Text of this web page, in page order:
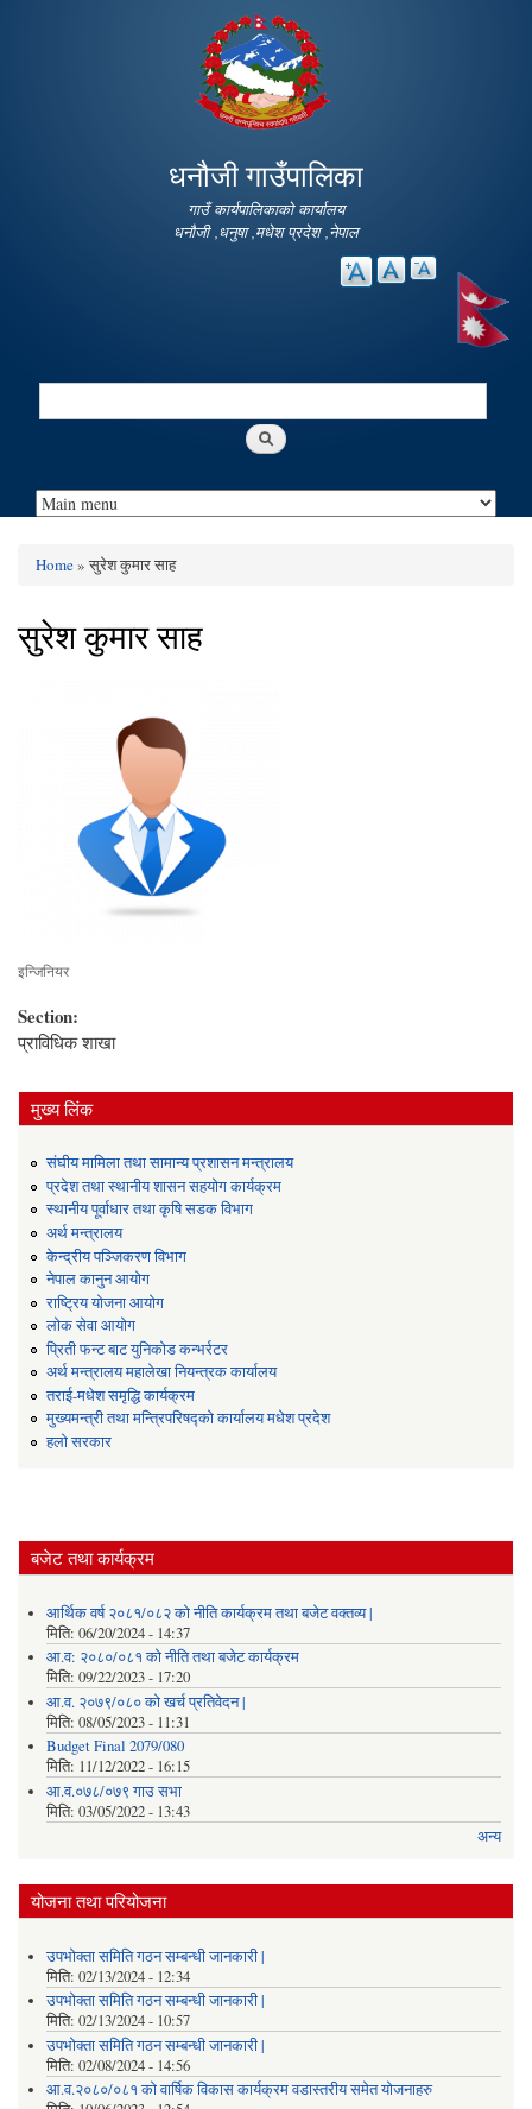
main
content
धनौजी गाउँपालिका
गाउँ कार्यपालिकाको कार्यालय
धनौजी ,धनुषा ,मधेश प्रदेश ,नेपाल
Search
You are here
Home» सुरेश कुमार साह
सुरेश कुमार साह
इन्जिनियर
Section:
प्राविधिक शाखा
मुख्य लिंक
संघीय मामिला तथा सामान्य प्रशासन मन्त्रालय
प्रदेश तथा स्थानीय शासन सहयोग कार्यक्रम
स्थानीय पूर्वाधार तथा कृषि सडक विभाग
अर्थ मन्त्रालय
केन्द्रीय पञ्जिकरण विभाग
नेपाल कानुन आयोग
राष्ट्रिय योजना आयोग
लोक सेवा आयोग
प्रिती फन्ट बाट युनिकोड कन्भर्रटर
अर्थ मन्त्रालय महालेखा नियन्त्रक कार्यालय
तराई-मधेश समृद्धि कार्यक्रम
मुख्यमन्त्री तथा मन्त्रिपरिषद्को कार्यालय मधेश प्रदेश
हलो सरकार
बजेट तथा कार्यक्रम
आर्थिक वर्ष २०८१/०८२ को नीति कार्यक्रम तथा बजेट वक्तव्य |
मिति: 06/20/2024 - 14:37
आ.व: २०८०/०८१ को नीति तथा बजेट कार्यक्रम
मिति: 09/22/2023 - 17:20
आ.व. २०७९/०८० को खर्च प्रतिवेदन |
मिति: 08/05/2023 - 11:31
Budget Final 2079/080
मिति: 11/12/2022 - 16:15
आ.व.०७८/०७९ गाउ सभा
मिति: 03/05/2022 - 13:43
अन्य
योजना तथा परियोजना
उपभोक्ता समिति गठन सम्बन्धी जानकारी |
मिति: 02/13/2024 - 12:34
उपभोक्ता समिति गठन सम्बन्धी जानकारी |
मिति: 02/13/2024 - 10:57
उपभोक्ता समिति गठन सम्बन्धी जानकारी |
मिति: 02/08/2024 - 14:56
आ.व.२०८०/०८१ को वार्षिक विकास कार्यक्रम वडास्तरीय समेत योजनाहरु